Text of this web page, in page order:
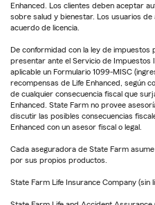
Enhanced. Los clientes deben aceptar
sobre salud y bienestar. Los usuarios
acuerdo de licencia.
De conformidad con la ley de
presentar ante el Servicio de
aplicable un Formulario 1099-MISC
recompensas de Life Enhanced, según
de cualquier consecuencia fiscal que
Enhanced. State Farm no provee
discutir las posibles consecuencias
Enhanced con un asesor fiscal o legal.
Cada aseguradora de State Farm
por sus propios productos.
State Farm Life Insurance Company (sin